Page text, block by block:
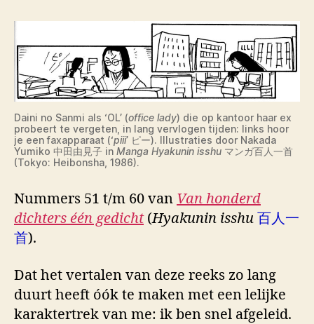
Daini no Sanmi als ‘OL’ (office lady) die op kantoor haar ex
probeert te vergeten, in lang vervlogen tijden: links hoor
je een faxapparaat (‘piii’ ピー). Illustraties door Nakada
Yumiko 中田由見子 in Manga Hyakunin isshu マンガ百人一首
(Tokyo: Heibonsha, 1986).
Nummers 51 t/m 60 van Van honderd
dichters één gedicht(Hyakunin isshu 百人一
首).
Dat het vertalen van deze reeks zo lang
duurt heeft óók te maken met een lelijke
karaktertrek van me: ik ben snel afgeleid.